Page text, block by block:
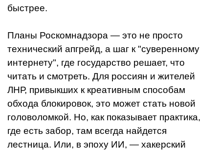
быстрее.
Планы Роскомнадзора — это не просто
технический апгрейд, а шаг к "суверенному
интернету", где государство решает, что
читать и смотреть. Для россиян и жителей
ЛНР, привыкших к креативным способам
обхода блокировок, это может стать новой
головоломкой. Но, как показывает практика,
где есть забор, там всегда найдется
лестница. Или, в эпоху ИИ, — хакерский